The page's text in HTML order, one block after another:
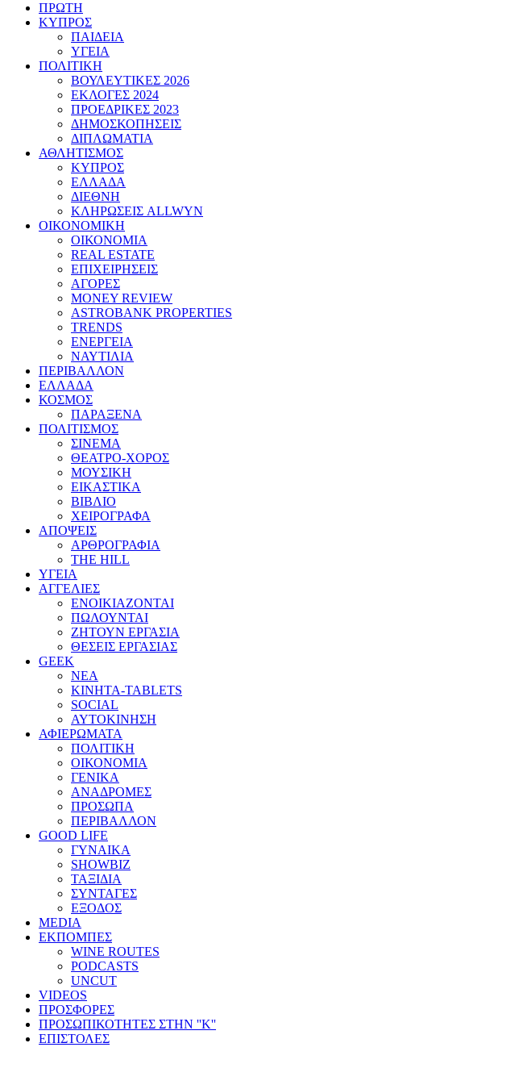
ΠΡΩΤΗ
ΚΥΠΡΟΣ
ΠΑΙΔΕΙΑ
ΥΓΕΙΑ
ΠΟΛΙΤΙΚΗ
ΒΟΥΛΕΥΤΙΚΕΣ 2026
ΕΚΛΟΓΕΣ 2024
ΠΡΟΕΔΡΙΚΕΣ 2023
ΔΗΜΟΣΚΟΠΗΣΕΙΣ
ΔΙΠΛΩΜΑΤΙΑ
ΑΘΛΗΤΙΣΜΟΣ
ΚΥΠΡΟΣ
ΕΛΛΑΔΑ
ΔΙΕΘΝΗ
ΚΛΗΡΩΣΕΙΣ ALLWYN
ΟΙΚΟΝΟΜΙΚΗ
ΟΙΚΟΝΟΜΙΑ
REAL ESTATE
ΕΠΙΧΕΙΡΗΣΕΙΣ
ΑΓΟΡΕΣ
MONEY REVIEW
ASTROBANK PROPERTIES
TRENDS
ΕΝΕΡΓΕΙΑ
ΝΑΥΤΙΛΙΑ
ΠΕΡΙΒΑΛΛΟΝ
ΕΛΛΑΔΑ
ΚΟΣΜΟΣ
ΠΑΡΑΞΕΝΑ
ΠΟΛΙΤΙΣΜΟΣ
ΣΙΝΕΜΑ
ΘΕΑΤΡΟ-ΧΟΡΟΣ
ΜΟΥΣΙΚΗ
ΕΙΚΑΣΤΙΚΑ
ΒΙΒΛΙΟ
ΧΕΙΡΟΓΡΑΦΑ
ΑΠΟΨΕΙΣ
ΑΡΘΡΟΓΡΑΦΙΑ
THE HILL
ΥΓΕΙΑ
ΑΓΓΕΛΙΕΣ
ΕΝΟΙΚΙΑΖΟΝΤΑΙ
ΠΩΛΟΥΝΤΑΙ
ΖΗΤΟΥΝ ΕΡΓΑΣΙΑ
ΘΕΣΕΙΣ ΕΡΓΑΣΙΑΣ
GEEK
ΝΕΑ
ΚΙΝΗΤΑ-TABLETS
SOCIAL
ΑΥΤΟΚΙΝΗΣΗ
ΑΦΙΕΡΩΜΑΤΑ
ΠΟΛΙΤΙΚΗ
ΟΙΚΟΝΟΜΙΑ
ΓΕΝΙΚΑ
ΑΝΑΔΡΟΜΕΣ
ΠΡΟΣΩΠΑ
ΠΕΡΙΒΑΛΛΟΝ
GOOD LIFE
ΓΥΝΑΙΚΑ
SHOWBIZ
ΤΑΞΙΔΙΑ
ΣΥΝΤΑΓΕΣ
ΕΞΟΔΟΣ
MEDIA
ΕΚΠΟΜΠΕΣ
WINE ROUTES
PODCASTS
UNCUT
VIDEOS
ΠΡΟΣΦΟΡΕΣ
ΠΡΟΣΩΠΙΚΟΤΗΤΕΣ ΣΤΗΝ ''Κ''
ΕΠΙΣΤΟΛΕΣ